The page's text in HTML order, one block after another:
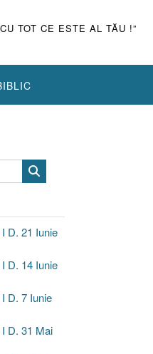
TOT CE ESTE AL TĂU !”
D. 21 Iunie
D. 14 Iunie
D. 7 Iunie
D. 31 Mai